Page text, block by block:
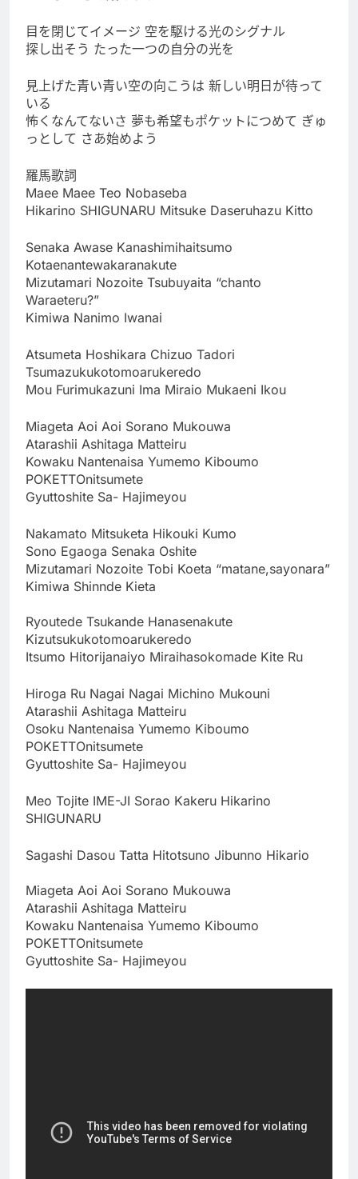
目を閉じてイメージ 空を駆ける光のシグナル
探し出そう たった一つの自分の光を
見上げた青い青い空の向こうは 新しい明日が待って
いる
怖くなんてないさ 夢も希望もポケットにつめて ぎゅ
っとして さあ始めよう
羅馬歌詞
Maee Maee Teo Nobaseba
Hikarino SHIGUNARU Mitsuke Daseruhazu Kitto
Senaka Awase Kanashimihaitsumo
Kotaenantewakaranakute
Mizutamari Nozoite Tsubuyaita “chanto
Waraeteru?”
Kimiwa Nanimo Iwanai
Atsumeta Hoshikara Chizuo Tadori
Tsumazukukotomoarukeredo
Mou Furimukazuni Ima Miraio Mukaeni Ikou
Miageta Aoi Aoi Sorano Mukouwa
Atarashii Ashitaga Matteiru
Kowaku Nantenaisa Yumemo Kiboumo
POKETTOnitsumete
Gyuttoshite Sa- Hajimeyou
Nakamato Mitsuketa Hikouki Kumo
Sono Egaoga Senaka Oshite
Mizutamari Nozoite Tobi Koeta “matane,sayonara”
Kimiwa Shinnde Kieta
Ryoutede Tsukande Hanasenakute
Kizutsukukotomoarukeredo
Itsumo Hitorijanaiyo Miraihasokomade Kite Ru
Hiroga Ru Nagai Nagai Michino Mukouni
Atarashii Ashitaga Matteiru
Osoku Nantenaisa Yumemo Kiboumo
POKETTOnitsumete
Gyuttoshite Sa- Hajimeyou
Meo Tojite IME-JI Sorao Kakeru Hikarino
SHIGUNARU
Sagashi Dasou Tatta Hitotsuno Jibunno Hikario
Miageta Aoi Aoi Sorano Mukouwa
Atarashii Ashitaga Matteiru
Kowaku Nantenaisa Yumemo Kiboumo
POKETTOnitsumete
Gyuttoshite Sa- Hajimeyou